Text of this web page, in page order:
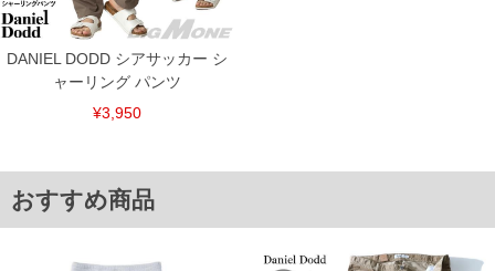
一部、お直しに対応出来ない商品がございます。(例：裾にファスナーや調節ひもが付
いている、極端なデザインが施されている等)
※商品によって若干のサイズの誤差がございます。また、お客様がご使用の環境（コ
ンピュータ画面）によって、商品の色味が若干異なる場合がございます。予めご了承
ください。
※当店での掲載商品は、実店鋪と在庫を共用しておりますので店頭での売り違い、店
ITEM INTRODUCTION
DANIEL DODD シアサッカー シ
ャーリング パンツ
¥3,950
おすすめ商品